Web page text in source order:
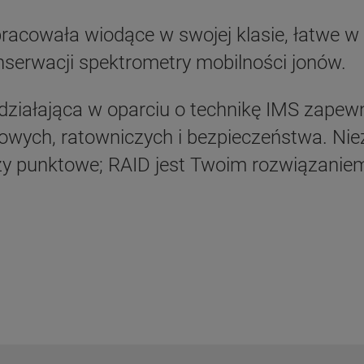
wiodące w swojej klasie, łatwe
spektrometry mobilności jonów.
w oparciu o technikę IMS
ratowniczych i bezpieczeństwa.
punktowe; RAID jest Twoim